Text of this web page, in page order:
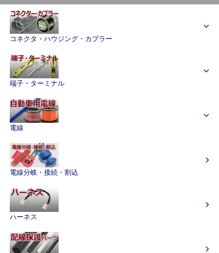
コネクタ・ハウジング・カプラー
端子・ターミナル
電線
電線分岐・接続・割込
ハーネス